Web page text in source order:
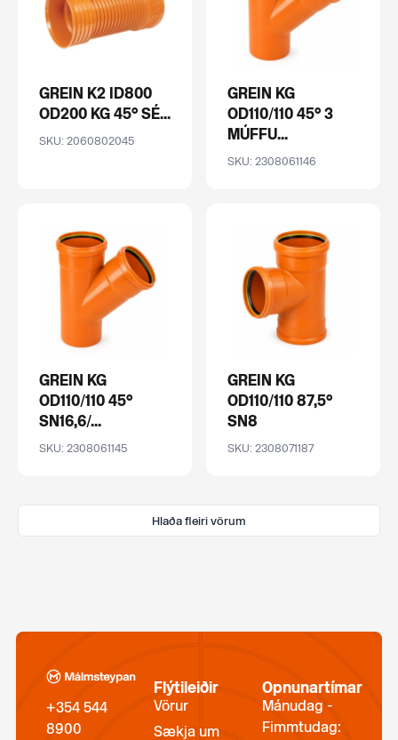
GREIN K2 ID800
OD200 KG 45° SÉ...
SKU: 2060802045
GREIN KG
OD110/110 45° 3
MÚFFU...
SKU: 2308061146
GREIN KG
OD110/110 45°
SN16,6/...
SKU: 2308061145
GREIN KG
OD110/110 87,5°
SN8
SKU: 2308071187
Hlaða fleiri vörum
+354 544
8900
Flýtileiðir
Vörur
Sækja um
Opnunartímar
Mánudag -
Fimmtudag: